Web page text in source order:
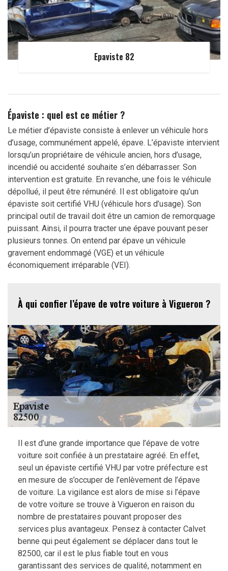
Epaviste 82
Épaviste : quel est ce métier ?
Le métier d’épaviste consiste à enlever un véhicule hors
d’usage, communément appelé, épave. L’épaviste intervient
lorsqu’un propriétaire de véhicule ancien, hors d’usage,
incendié ou accidenté souhaite s’en débarrasser. Son
intervention est gratuite. En revanche, une fois le véhicule
dépollué, il peut être rémunéré. Il est obligatoire qu’un
épaviste soit certifié VHU (véhicule hors d’usage). Son
principal outil de travail doit être un camion de remorquage
puissant. Ainsi, il pourra tracter une épave pouvant peser
plusieurs tonnes. On entend par épave un véhicule
gravement endommagé (VGE) et un véhicule
économiquement irréparable (VEI).
À qui confier l’épave de votre voiture à Vigueron ?
Il est d’une grande importance que l’épave de votre
voiture soit confiée à un prestataire agréé. En effet,
seul un épaviste certifié VHU par votre préfecture est
en mesure de s’occuper de l’enlèvement de l’épave
de voiture. La vigilance est alors de mise si l’épave
de votre voiture se trouve à Vigueron en raison du
nombre de prestataires pouvant proposer des
services plus avantageux. Pensez à contacter Calvet
benne qui peut également se déplacer dans tout le
82500, car il est le plus fiable tout en vous
garantissant des services de qualité, notamment en